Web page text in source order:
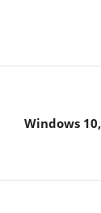
Windows